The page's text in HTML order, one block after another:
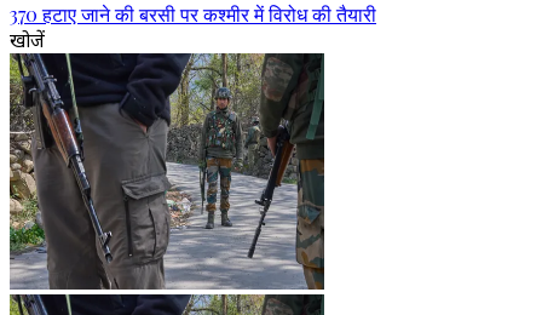
370 हटाए जाने की बरसी पर कश्मीर में विरोध की तैयारी
खोजें